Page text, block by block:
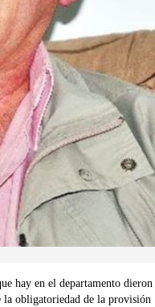
hay en el departamento dieron
obligatoriedad de la provisión